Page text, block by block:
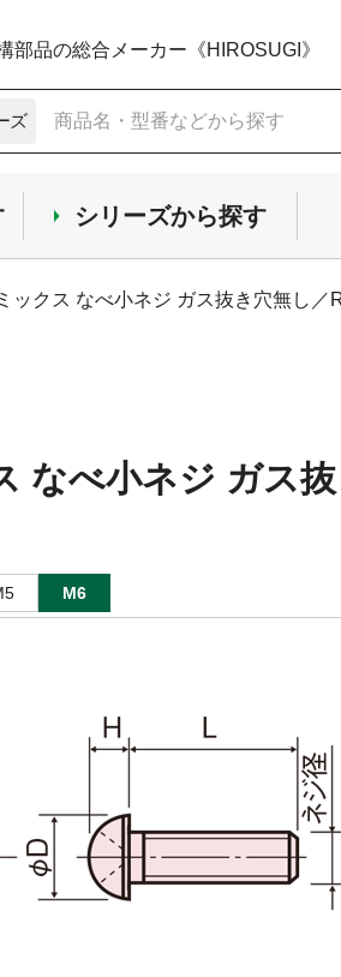
品の総合メーカー《HIROSUGI》
ズ
シリーズから探す
ックス なべ小ネジ ガス抜き穴無し／
なべ小ネジ ガス
M6